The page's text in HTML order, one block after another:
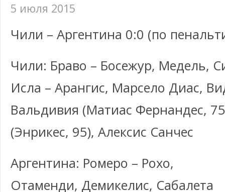
5 июля 2015
Чили – Аргентина 0:0 (по
Чили: Браво – Босежур, Медель,
Исла – Арангис, Марсело Диас,
Вальдивия (Матиас Фернандес,
(Энрикес, 95), Алексис Санчес
Аргентина: Ромеро – Рохо,
Отаменди, Демикелис, Сабалета